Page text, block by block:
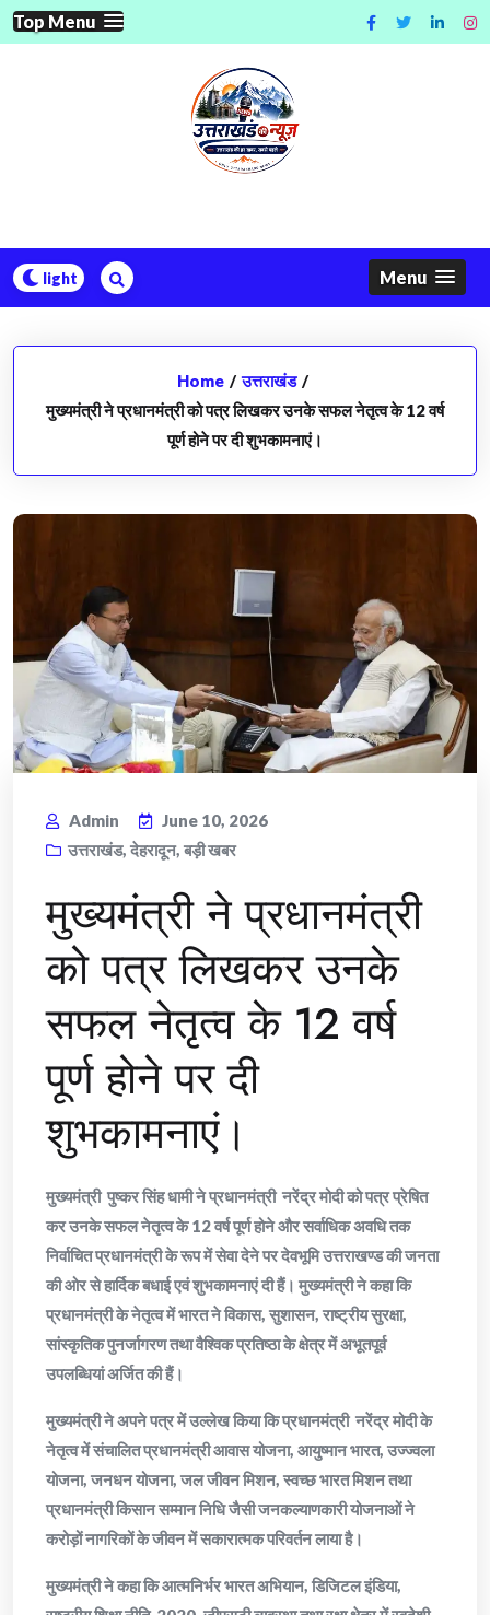
Skip
to
Top Menu
Menu
Home / उत्तराखंड /
मुख्यमंत्री ने प्रधानमंत्री को पत्र लिखकर उनके सफल नेतृत्व के 12 वर्ष
पूर्ण होने पर दी शुभकामनाएं।
Admin
June 10, 2026
उत्तराखंड, देहरादून, बड़ी खबर
मुख्यमंत्री ने प्रधानमंत्री
को पत्र लिखकर उनके
सफल नेतृत्व के 12 वर्ष
पूर्ण होने पर दी
शुभकामनाएं।
मुख्यमंत्री पुष्कर सिंह धामी ने प्रधानमंत्री नरेंद्र मोदी को पत्र प्रेषित
कर उनके सफल नेतृत्व के 12 वर्ष पूर्ण होने और सर्वाधिक अवधि तक
निर्वाचित प्रधानमंत्री के रूप में सेवा देने पर देवभूमि उत्तराखण्ड की जनता
की ओर से हार्दिक बधाई एवं शुभकामनाएं दी हैं। मुख्यमंत्री ने कहा कि
प्रधानमंत्री के नेतृत्व में भारत ने विकास, सुशासन, राष्ट्रीय सुरक्षा,
सांस्कृतिक पुनर्जागरण तथा वैश्विक प्रतिष्ठा के क्षेत्र में अभूतपूर्व
उपलब्धियां अर्जित की हैं।
मुख्यमंत्री ने अपने पत्र में उल्लेख किया कि प्रधानमंत्री नरेंद्र मोदी के
नेतृत्व में संचालित प्रधानमंत्री आवास योजना, आयुष्मान भारत, उज्ज्वला
योजना, जनधन योजना, जल जीवन मिशन, स्वच्छ भारत मिशन तथा
प्रधानमंत्री किसान सम्मान निधि जैसी जनकल्याणकारी योजनाओं ने
करोड़ों नागरिकों के जीवन में सकारात्मक परिवर्तन लाया है।
मुख्यमंत्री ने कहा कि आत्मनिर्भर भारत अभियान, डिजिटल इंडिया,